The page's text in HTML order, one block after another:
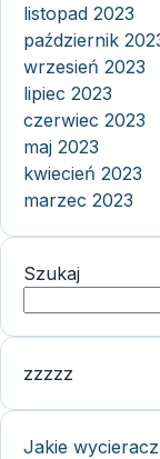
listopad 2023
październik
wrzesień 2023
lipiec 2023
czerwiec 2023
maj 2023
kwiecień 2023
marzec 2023
Szukaj
zzzzz
Jakie